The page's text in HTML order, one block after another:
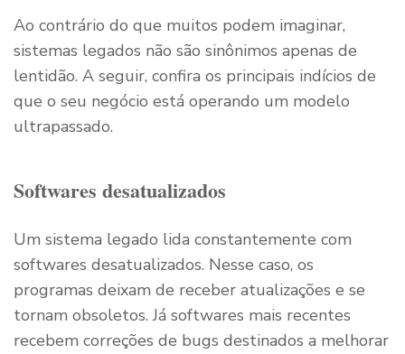
Ao contrário do que muitos podem imaginar,
sistemas legados não são sinônimos apenas de
lentidão. A seguir, confira os principais indícios de
que o seu negócio está operando um modelo
ultrapassado.
Softwares desatualizados
Um sistema legado lida constantemente com
softwares desatualizados. Nesse caso, os
programas deixam de receber atualizações e se
tornam obsoletos. Já softwares mais recentes
recebem correções de bugs destinados a melhorar